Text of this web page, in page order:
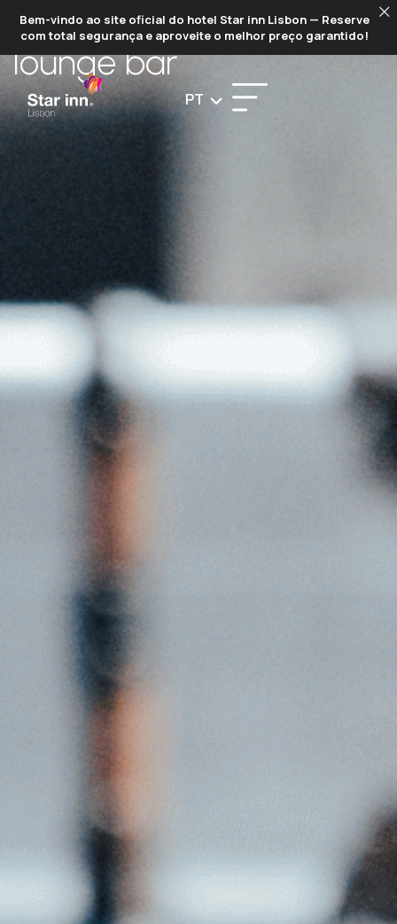
Bem-vindo ao site oficial do hotel Star inn Lisbon — Reserve
com total segurança e aproveite o melhor preço garantido!
PT
THE STAR INN
lounge bar